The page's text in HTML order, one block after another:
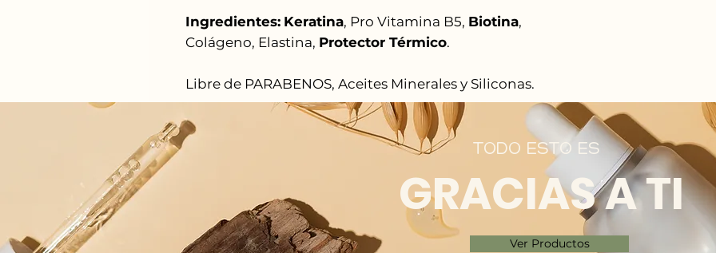
Ingredientes: Keratina, Pro Vitamina B5, Biotina,
Colágeno, Elastina, Protector Térmico.
Libre de PARABENOS, Aceites Minerales y Siliconas.
TODO ESTO ES
GRACIAS A TI
Ver Productos